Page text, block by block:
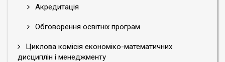
Акредитація
Обговорення освітніх програм
Циклова комісія економіко-математичних
дисциплін і менеджменту